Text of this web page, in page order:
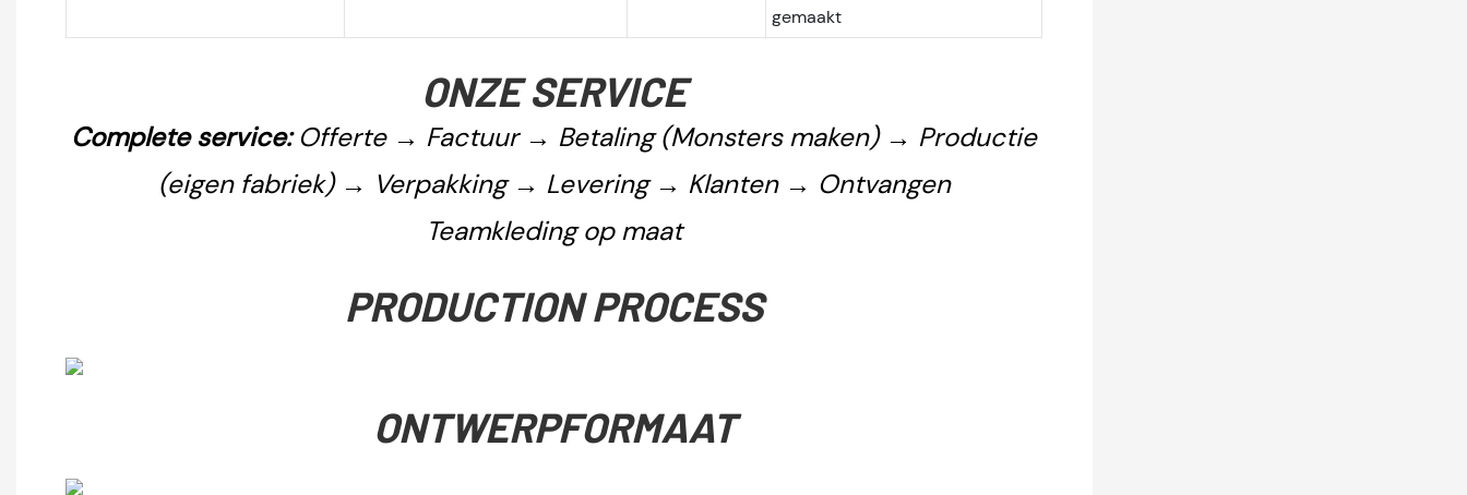
gemaakt
ONZE SERVICE
Complete service:Offerte → Factuur → Betaling (Monsters maken) → Productie
(eigen fabriek) → Verpakking → Levering → Klanten → Ontvangen
Teamkleding op maat
PRODUCTION PROCESS
ONTWERPFORMAAT